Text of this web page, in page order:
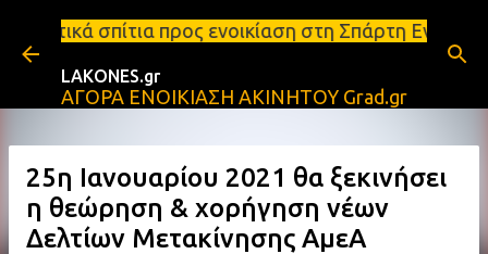
Μετάβαση στο κύριο περιεχόμενο
ενοικίαση στη Σπάρτη Ενοικιάσεις
LAKONES.gr
ΑΓΟΡΑ ΕΝΟΙΚΙΑΣΗ ΑΚΙΝΗΤΟΥ Grad.gr
25η Ιανουαρίου 2021 θα ξεκινήσει
η θεώρηση & χορήγηση νέων
Δελτίων Μετακίνησης ΑμεΑ